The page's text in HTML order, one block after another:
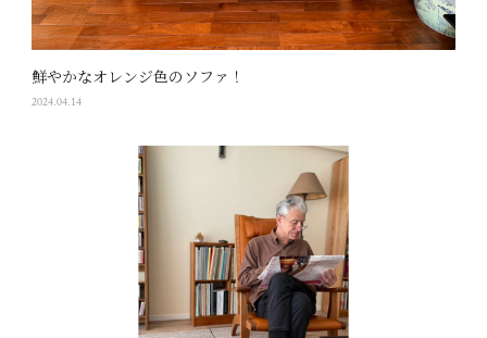
鮮やかなオレンジ色のソファ！
2024.04.14